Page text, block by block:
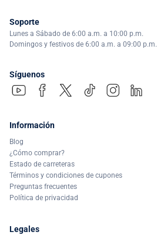
Soporte
Lunes a Sábado de 6:00 a.m. a 10:00 p.m.
Domingos y festivos de 6:00 a.m. a 09:00 p.m.
Síguenos
Información
Blog
¿Cómo comprar?
Estado de carreteras
Términos y condiciones de cupones
Preguntas frecuentes
Política de privacidad
Legales